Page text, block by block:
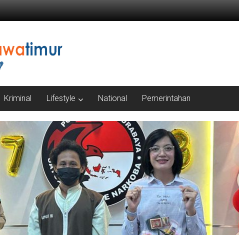
Kriminal Lifestyle National Pemerintahan